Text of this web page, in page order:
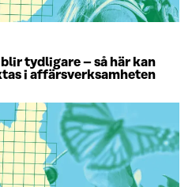
tydligare – så här kan
i affärsverksamheten